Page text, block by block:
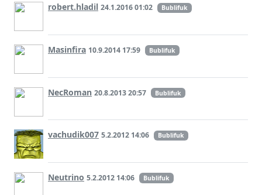
robert.hladil 24.1.2016 01:02 Bublifuk
Masinfira 10.9.2014 17:59 Bublifuk
NecRoman 20.8.2013 20:57 Bublifuk
vachudik007 5.2.2012 14:06 Bublifuk
Neutrino 5.2.2012 14:06 Bublifuk